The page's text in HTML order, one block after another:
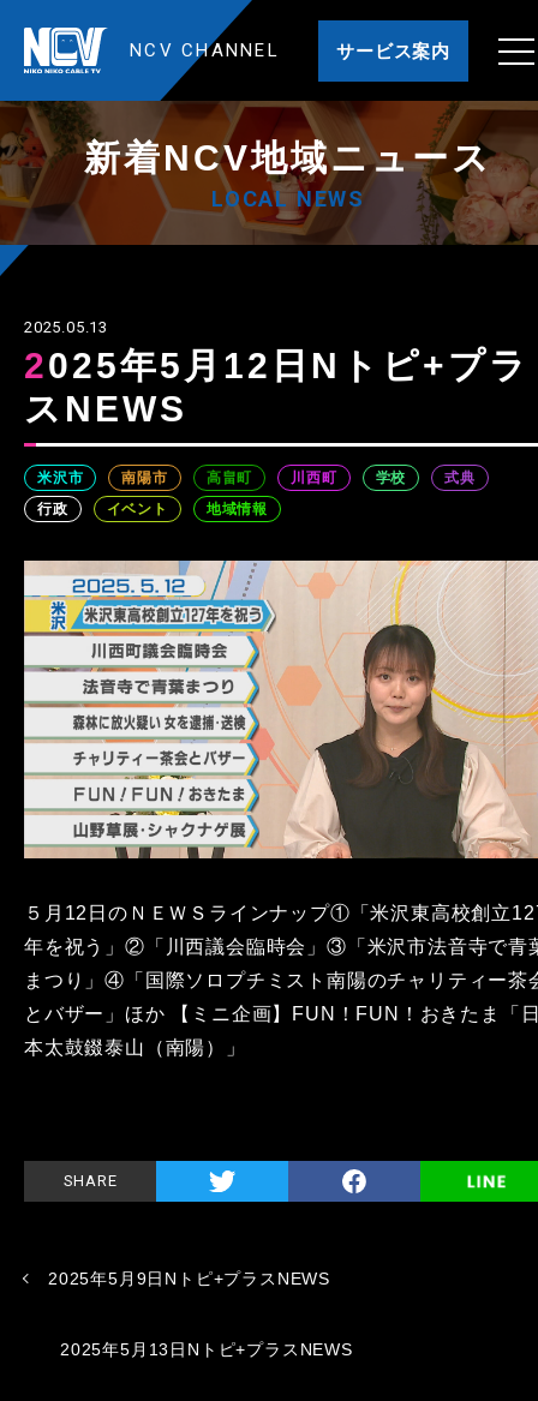
NCV CHANNEL サービス案内
新着NCV地域ニュース
LOCAL NEWS
2025.05.13
2025年5月12日Nトピ+プラ
スNEWS
米沢市 南陽市 高畠町 川西町 学校
式典
行政
イベント 地域情報
５月12日のＮＥＷＳラインナップ①「米沢東高校創立
年を祝う」②「川西議会臨時会」③「米沢市法音寺で青
まつり」④「国際ソロプチミスト南陽のチャリティー茶
とバザー」ほか 【ミニ企画】FUN！FUN！おきたま「
本太鼓錣泰山（南陽）」
SHARE
2025年5月9日Nトピ+プラスNEWS
2025年5月13日Nトピ+プラスNEWS